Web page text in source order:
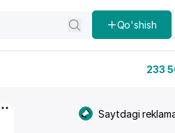
Qo'shish
233
Saytdagi